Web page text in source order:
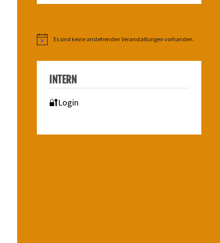
HinweisEs sind keine anstehenden Veranstaltungen vorhanden.
INTERN
🔐Login